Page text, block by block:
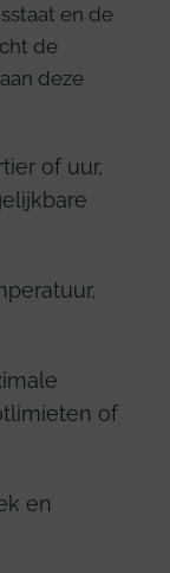
en de
de
deze
of uur,
of
en